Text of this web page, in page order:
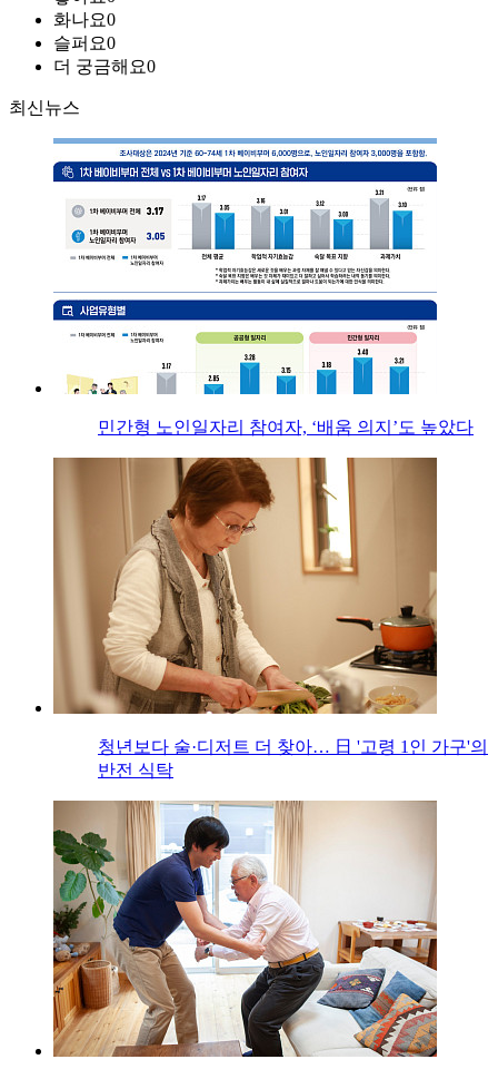
화나요0
슬퍼요0
더 궁금해요0
최신뉴스
민간형 노인일자리 참여자, ‘배움 의지’도 높았다
청년보다 술·디저트 더 찾아… 日 '고령 1인 가구'의
반전 식탁